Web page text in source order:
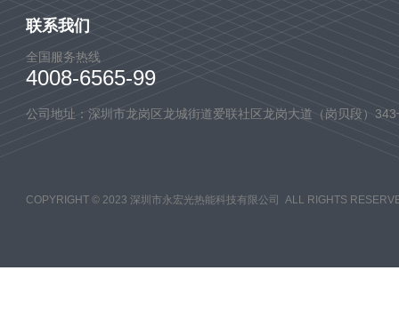
联系我们
全国服务热线
4008-6565-99
公司地址：深圳市龙岗区龙城街道爱联社区龙岗大道（岗贝段）343
COPYRIGHT © 2023 深圳市永宏光热能科技有限公司 ALL RIGHTS